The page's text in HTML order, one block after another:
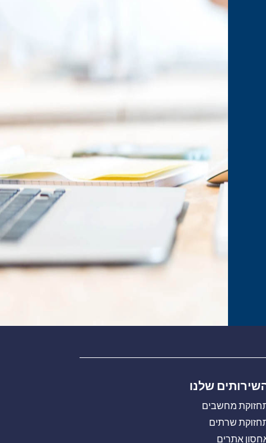
שלנו
מחשבים
שרתים
אתרים